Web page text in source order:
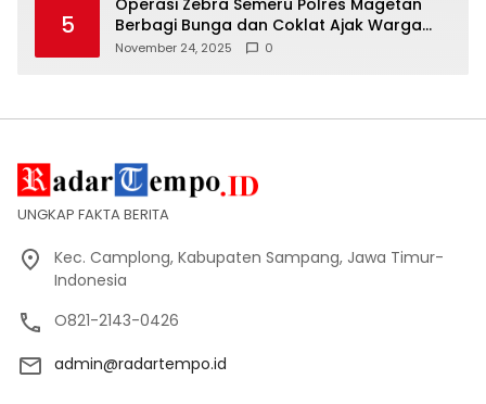
5
Operasi Zebra Semeru Polres Magetan
Berbagi Bunga dan Coklat Ajak Warga
Tertib Lalin
November 24, 2025 0
UNGKAP FAKTA BERITA
Kec. Camplong, Kabupaten Sampang, Jawa Timur-
Indonesia
O821-2143-0426
admin@radartempo.id